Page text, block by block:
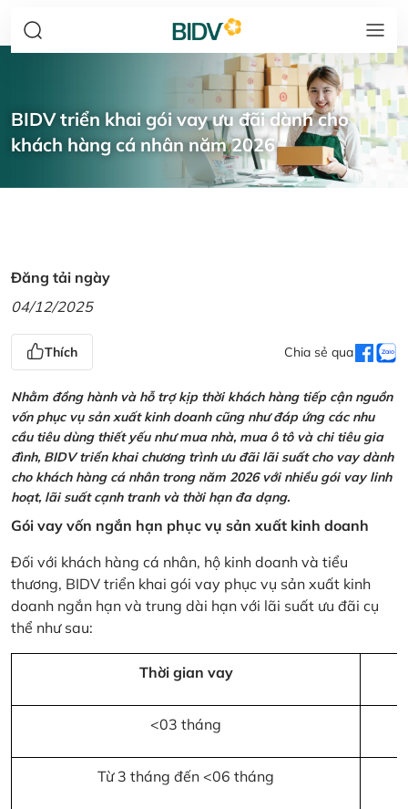
BIDV triển khai gói vay ưu đãi dành cho
khách hàng cá nhân năm 2026
Đăng tải ngày
04/12/2025
Thích Chia sẻ qua
Nhằm đồng hành và hỗ trợ kịp thời khách hàng tiếp cận nguồn
vốn phục vụ sản xuất kinh doanh cũng như đáp ứng các nhu
cầu tiêu dùng thiết yếu như mua nhà, mua ô tô và chi tiêu gia
đình, BIDV triển khai chương trình ưu đãi lãi suất cho vay dành
cho khách hàng cá nhân trong năm 2026 với nhiều gói vay linh
hoạt, lãi suất cạnh tranh và thời hạn đa dạng.
Gói vay vốn ngắn hạn phục vụ sản xuất kinh doanh
Đối với khách hàng cá nhân, hộ kinh doanh và tiểu
thương, BIDV triển khai gói vay phục vụ sản xuất kinh
doanh ngắn hạn và trung dài hạn với lãi suất ưu đãi cụ
thể như sau:
Thời gian vay
<03 tháng
Từ 3 tháng đến <06 tháng